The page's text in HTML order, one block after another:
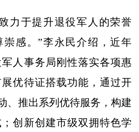
于提升退役军人的荣誉
崇感。”李永民介绍，近年
人事务局刚性落实各项惠
优待证搭载功能，通过开
、推出系列优待服务，构建
创新创建市级双拥特色学